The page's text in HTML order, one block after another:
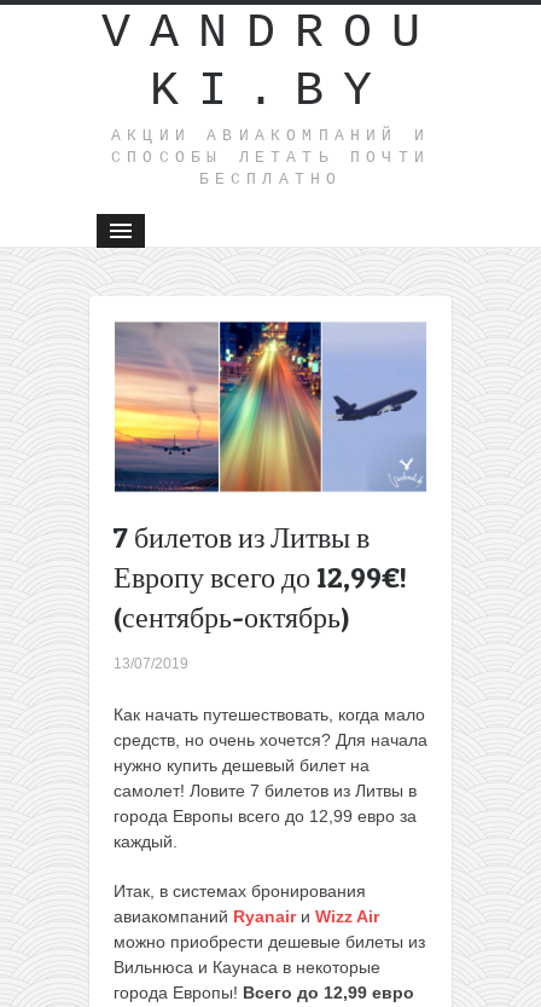
VANDROU
KI.BY
АКЦИИ АВИАКОМПАНИЙ И
СПОСОБЫ ЛЕТАТЬ ПОЧТИ
БЕСПЛАТНО
7 билетов из Литвы в
Европу всего до 12,99€!
(сентябрь-октябрь)
13/07/2019
Как начать путешествовать, когда мало
средств, но очень хочется? Для начала
нужно купить дешевый билет на
самолет! Ловите 7 билетов из Литвы в
города Европы всего до 12,99 евро за
каждый.
Итак, в системах бронирования
авиакомпаний Ryanairи Wizz Air
можно приобрести дешевые билеты из
Вильнюса и Каунаса в некоторые
города Европы! Всего до 12,99 евро
Идея
тропа и
Малага в
одной
поездке
всего за
(в
из Литвы
человека!
Перелет
в отеле в
цене